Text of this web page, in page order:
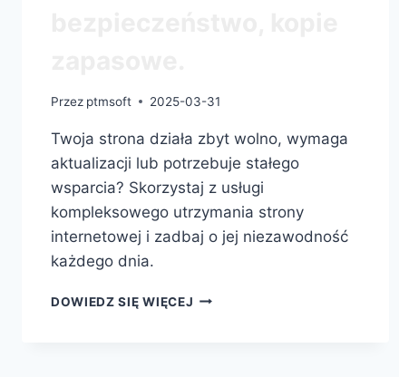
Przez ptmsoft 2025-03-31
Twoja strona działa zbyt wolno, wymaga
aktualizacji lub potrzebuje stałego
wsparcia? Skorzystaj z usługi
kompleksowego utrzymania strony
internetowej i zadbaj o jej niezawodność
każdego dnia.
DOWIEDZ SIĘ WIĘCEJ